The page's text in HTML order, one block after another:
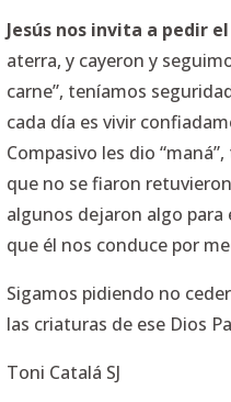
Jesús nos invita a pedir
aterra, y cayeron y
carne”, teníamos
cada día es vivir
Compasivo les dio
que no se fiaron
algunos dejaron algo para
que él nos conduce por
Sigamos pidiendo no
las criaturas de ese Dios
Toni Catalá SJ